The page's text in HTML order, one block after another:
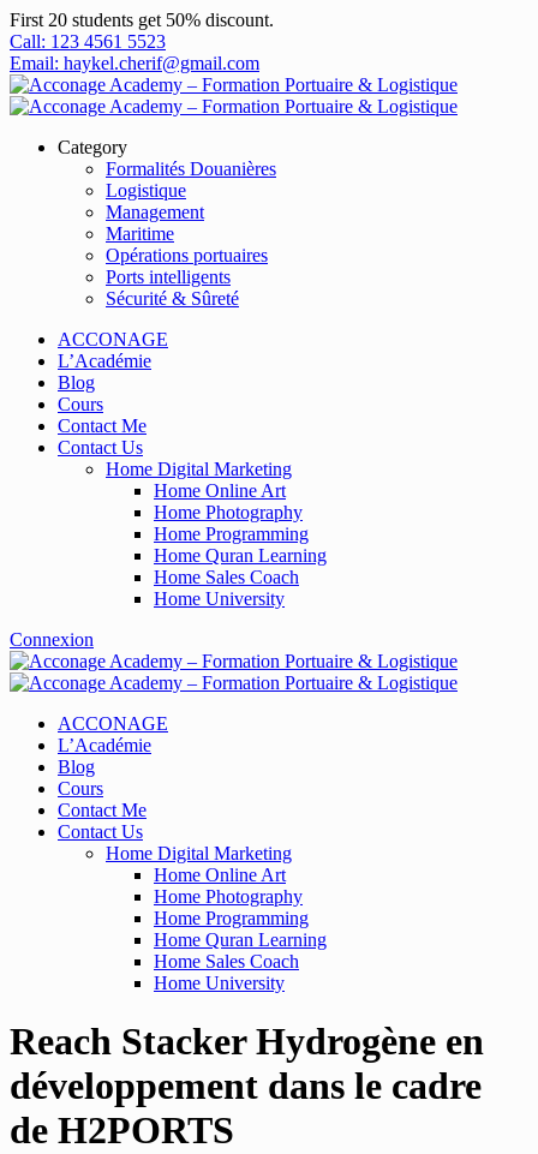
First 20 students get 50% discount.
Call: 123 4561 5523
Email: haykel.cherif@gmail.com
Category
Formalités Douanières
Logistique
Management
Maritime
Opérations portuaires
Ports intelligents
Sécurité & Sûreté
ACCONAGE
L’Académie
Blog
Cours
Contact Me
Contact Us
Home Digital Marketing
Home Online Art
Home Photography
Home Programming
Home Quran Learning
Home Sales Coach
Home University
Connexion
ACCONAGE
L’Académie
Blog
Cours
Contact Me
Contact Us
Home Digital Marketing
Home Online Art
Home Photography
Home Programming
Home Quran Learning
Home Sales Coach
Home University
Reach Stacker Hydrogène en
développement dans le cadre
de H2PORTS